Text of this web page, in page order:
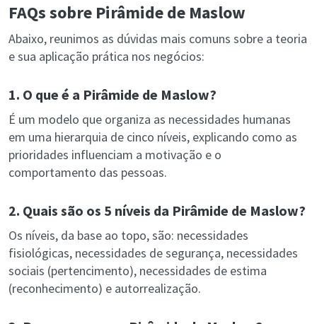
FAQs sobre Pirâmide de Maslow
Abaixo, reunimos as dúvidas mais comuns sobre a teoria
e sua aplicação prática nos negócios:
1. O que é a Pirâmide de Maslow?
É um modelo que organiza as necessidades humanas
em uma hierarquia de cinco níveis, explicando como as
prioridades influenciam a motivação e o
comportamento das pessoas.
2. Quais são os 5 níveis da Pirâmide de Maslow?
Os níveis, da base ao topo, são: necessidades
fisiológicas, necessidades de segurança, necessidades
sociais (pertencimento), necessidades de estima
(reconhecimento) e autorrealização.